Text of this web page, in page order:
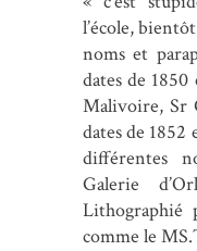
l’école,
noms et
dates de
Malivoire, Sr
dates de
différentes
Galerie
Lithographié
comme le